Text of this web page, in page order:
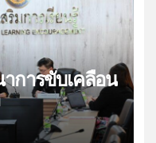
การขับเคลื่อน